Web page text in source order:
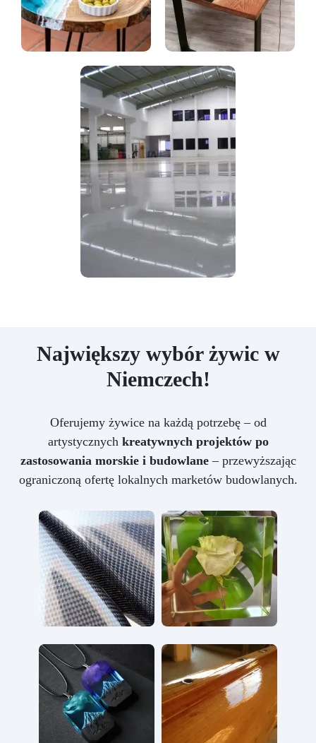
Największy wybór żywic w
Niemczech!
Oferujemy żywice na każdą potrzebę – od
artystycznych kreatywnych projektów po
zastosowania morskie i budowlane– przewyższając
ograniczoną ofertę lokalnych marketów budowlanych.